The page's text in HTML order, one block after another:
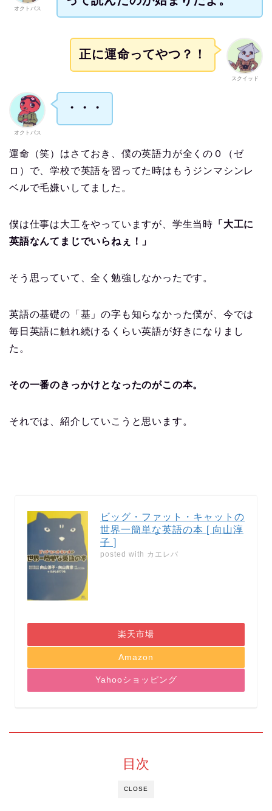
オクトパス
スクイッド
正に運命ってやつ？！
オクトパス
・・・
運命（笑）はさておき、僕の英語力が全くの０（ゼ
ロ）で、学校で英語を習ってた時はもうジンマシンレ
ベルで毛嫌いしてました。
僕は仕事は大工をやっていますが、学生当時 「大工に
英語なんてまじでいらねぇ！」
そう思っていて、全く勉強しなかったです。
英語の基礎の「基」の字も知らなかった僕が、今では
毎日英語に触れ続けるくらい英語が好きになりまし
た。
その一番のきっかけとなったのがこの本。
それでは、紹介していこうと思います。
ビッグ・ファット・キャットの
世界一簡単な英語の本 [ 向山淳
子 ]
posted with カエレバ
楽天市場
Amazon
Yahooショッピング
CLOSE
目次